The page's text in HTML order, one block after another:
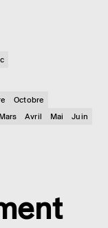
Octobre
Mars Avril Mai
Juin